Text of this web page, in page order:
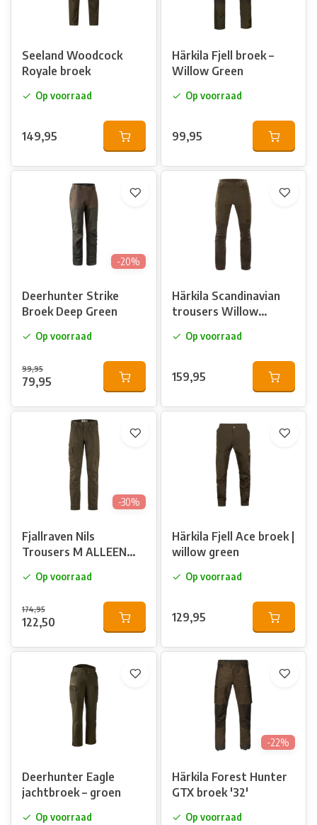
Seeland Woodcock
Royale broek
Op voorraad
149,95
Härkila Fjell broek –
Willow Green
Op voorraad
99,95
-20%
Deerhunter Strike
Broek Deep Green
Op voorraad
99,95
79,95
Härkila Scandinavian
trousers Willow
Op voorraad
159,95
-30%
Fjallraven Nils
Trousers M ALLEEN
Op voorraad
174,95
122,50
Härkila Fjell Ace broek |
willow green
Op voorraad
129,95
Deerhunter Eagle
jachtbroek – groen
Op voorraad
-22%
Härkila Forest Hunter
GTX broek '32'
Op voorraad